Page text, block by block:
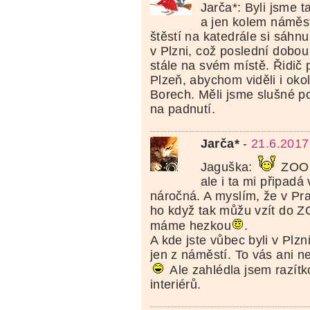
Jarča*: Byli jsme
a jen kolem
štěstí na katedrále si
v Plzni, což poslední
stále na svém místě. Řidič
Plzeň, abychom viděli i
Borech. Měli jsme slušné
na padnutí.
Jarča*-
Jaguška:
ale i ta mi připadá
náročná. A myslím, že v
ho když tak můžu vzít do
máme hezkou
.
A kde jste vůbec byli v
jen z náměstí. To vás ani
Ale zahlédla jsem
interiérů.